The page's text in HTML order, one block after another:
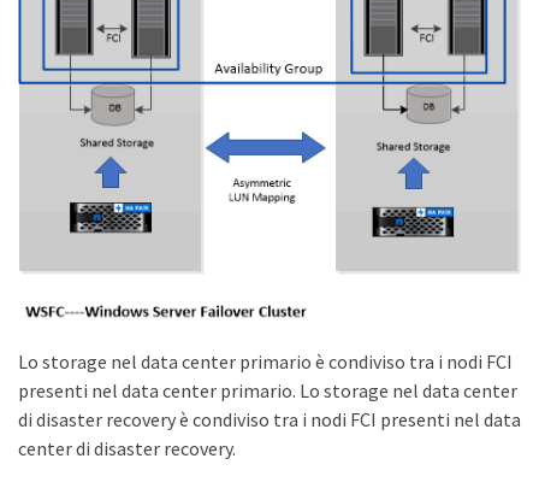
Lo storage nel data center primario è condiviso tra i nodi FCI
presenti nel data center primario. Lo storage nel data center
di disaster recovery è condiviso tra i nodi FCI presenti nel data
center di disaster recovery.